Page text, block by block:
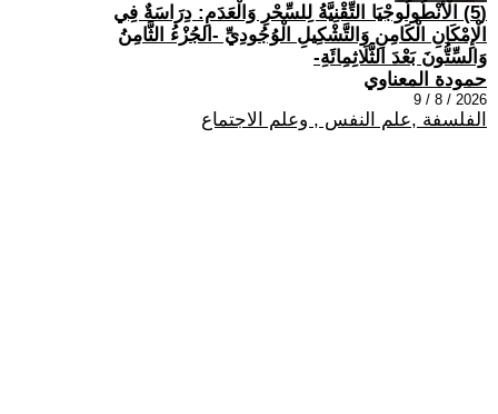
(5) الْأَنْطُولُوجْيَا التِّقْنِيَّةُ لِلسِّحْرِ وَالْعَدَمِ: دِرَاسَةٌ فِي
الْإِمْكَانِ الْكَامِنِ وَالتَّشْكِيلِ الْوُجُودِيِّ -الجُزْءُ الثَّامِنُ
وَالسِّتُّونَ بَعْدَ الثَّلَاثِمِائَةِ-
حمودة المعناوي
2026 / 8 / 9
الفلسفة ,علم النفس , وعلم الاجتماع